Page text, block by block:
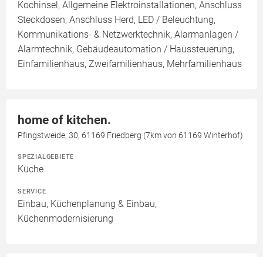
Kochinsel, Allgemeine Elektroinstallationen, Anschluss
Steckdosen, Anschluss Herd, LED / Beleuchtung,
Kommunikations- & Netzwerktechnik, Alarmanlagen /
Alarmtechnik, Gebäudeautomation / Haussteuerung,
Einfamilienhaus, Zweifamilienhaus, Mehrfamilienhaus
home of kitchen.
Pfingstweide, 30, 61169 Friedberg (7km von 61169 Winterhof)
SPEZIALGEBIETE
Küche
SERVICE
Einbau, Küchenplanung & Einbau,
Küchenmodernisierung